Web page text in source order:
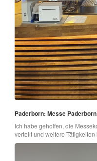
Paderborn: Messe Paderborn
Ich habe geholfen, die
verteilt und weitere